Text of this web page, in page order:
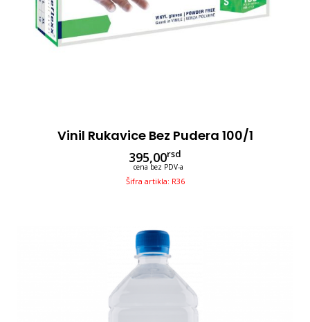
Vinil Rukavice Bez Pudera 100/1
395,00rsd
cena bez PDV-a
Šifra artikla: R36